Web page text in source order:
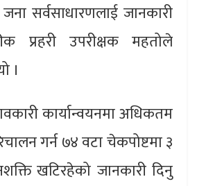
सर्वसाधारणलाई जानकारी
प्रहरी उपरीक्षक महतोले
।
कार्यान्वयनमा अधिकतम
गर्न ७४ वटा चेकपोष्टमा ३
खटिरहेको जानकारी दिनु